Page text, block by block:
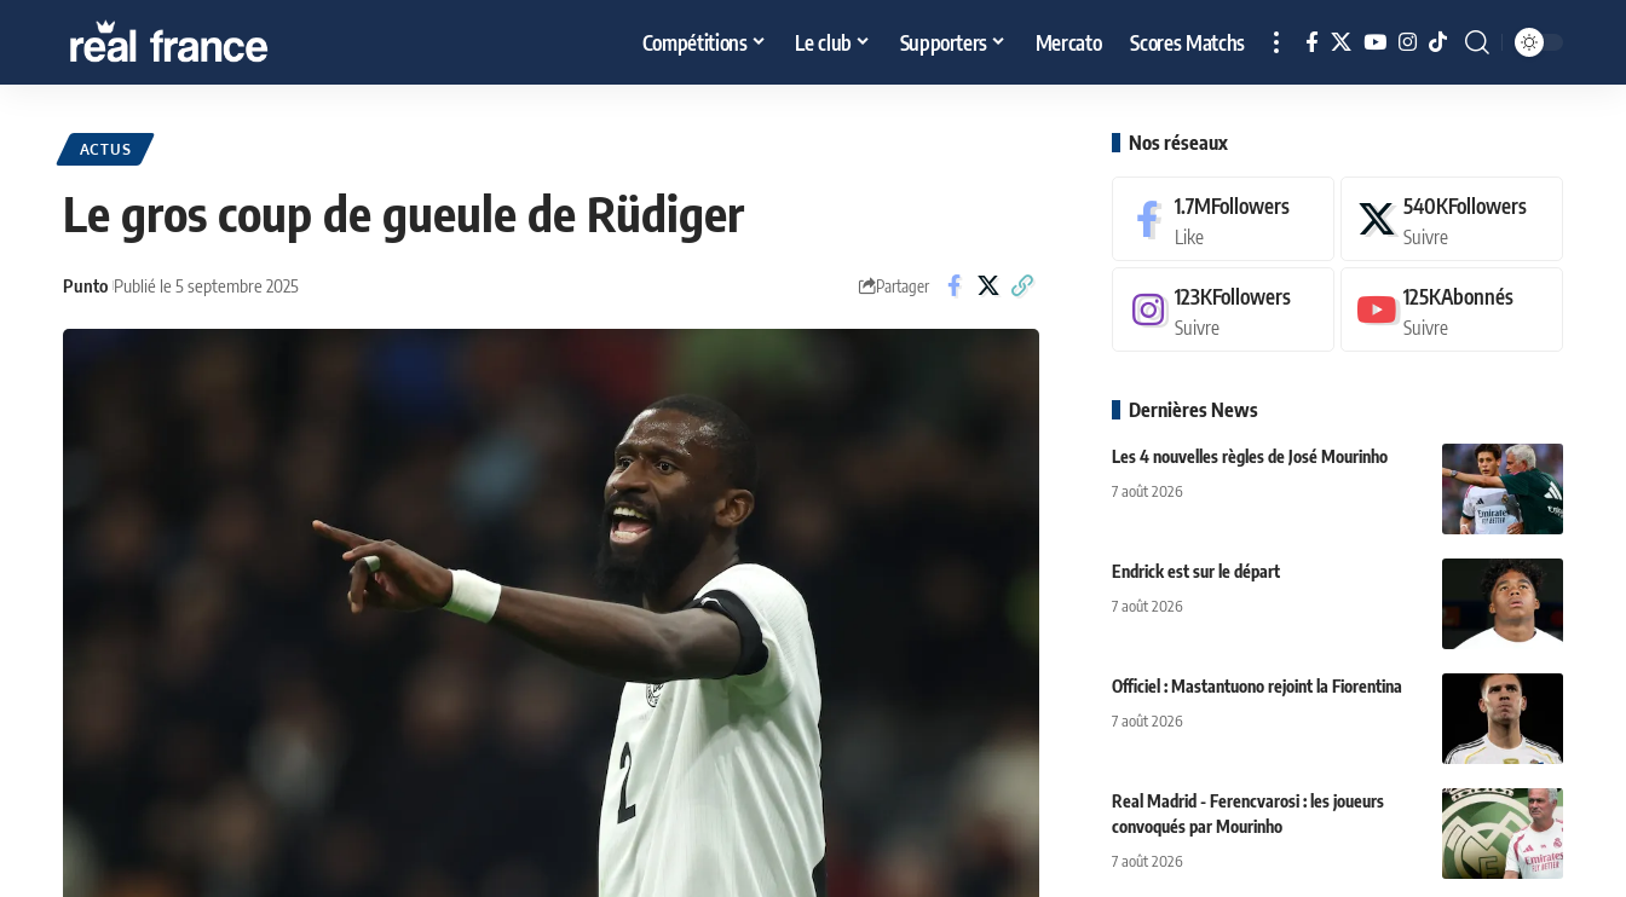
Compétitions Le club Supporters Mercato Scores Matchs
ACTUS
Le gros coup de gueule de Rüdiger
Punto Publié le 5 septembre 2025 Partager
Nos réseaux
1.7MFollowers
Like
540KFollowers
Suivre
123KFollowers
Suivre
125KAbonnés
Suivre
Dernières News
Les 4 nouvelles règles de José Mourinho
7 août 2026
Endrick est sur le départ
7 août 2026
Officiel : Mastantuono rejoint la Fiorentina
7 août 2026
Real Madrid - Ferencvarosi : les joueurs
convoqués par Mourinho
7 août 2026